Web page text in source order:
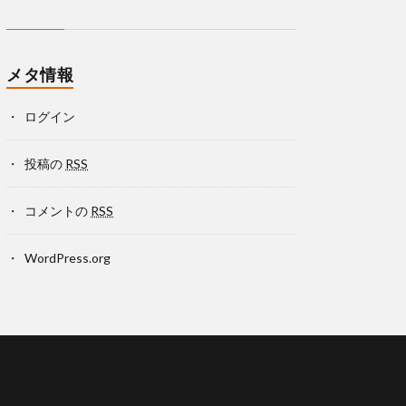
メタ情報
ログイン
投稿の RSS
コメントの RSS
WordPress.org